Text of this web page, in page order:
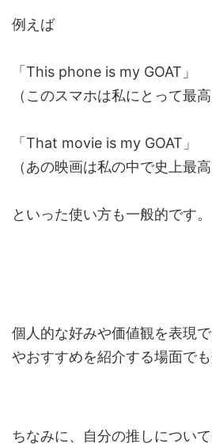
例えば
「This phone is my GOAT」
（このスマホは私にとって
「That movie is my GOAT」
（あの映画は私の中で史上最高
といった使い方も一般的です。
個人的な好みや価値観を表現
やおすすめを紹介する場面で
ちなみに、自分の推しについ